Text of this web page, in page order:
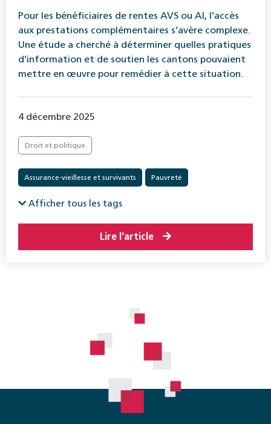
Pour les bénéficiaires de rentes AVS ou AI, l’accès
aux prestations complémentaires s’avère complexe.
Une étude a cherché à déterminer quelles pratiques
d’information et de soutien les cantons pouvaient
mettre en œuvre pour remédier à cette situation.
4 décembre 2025
Droit et politique
Assurance-vieillesse et survivants Pauvreté
Prestations complémentaires
Afficher tous les tags
Lire l'article